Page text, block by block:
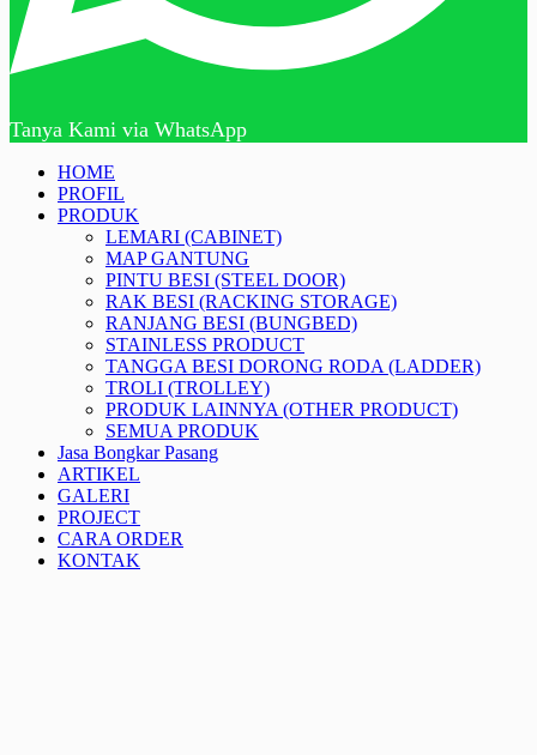
Tanya Kami via WhatsApp
HOME
PROFIL
PRODUK
LEMARI (CABINET)
MAP GANTUNG
PINTU BESI (STEEL DOOR)
RAK BESI (RACKING STORAGE)
RANJANG BESI (BUNGBED)
STAINLESS PRODUCT
TANGGA BESI DORONG RODA (LADDER)
TROLI (TROLLEY)
PRODUK LAINNYA (OTHER PRODUCT)
SEMUA PRODUK
Jasa Bongkar Pasang
ARTIKEL
GALERI
PROJECT
CARA ORDER
KONTAK